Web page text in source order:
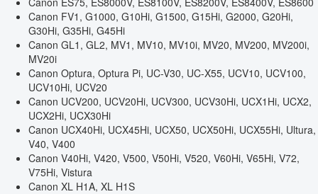
Canon FV1, G1000, G10Hi, G1500, G15Hi, G2000, G20Hi,
G30Hi, G35Hi, G45Hi
Canon GL1, GL2, MV1, MV10, MV10i, MV20, MV200, MV200i,
MV20i
Canon Optura, Optura Pi, UC-V30, UC-X55, UCV10, UCV100,
UCV10Hi, UCV20
Canon UCV200, UCV20Hi, UCV300, UCV30Hi, UCX1Hi, UCX2,
UCX2Hi, UCX30Hi
Canon UCX40Hi, UCX45Hi, UCX50, UCX50Hi, UCX55Hi, Ultura,
V40, V400
Canon V40Hi, V420, V500, V50Hi, V520, V60Hi, V65Hi, V72,
V75Hi, Vistura
Canon XL H1A, XL H1S